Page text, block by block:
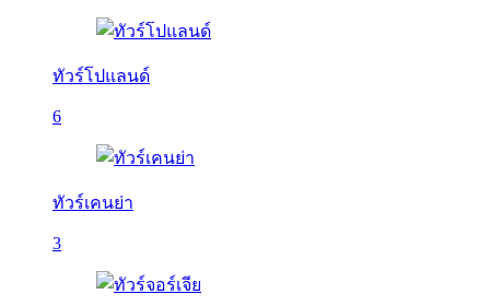
ทัวร์โปแลนด์
6
ทัวร์เคนย่า
3